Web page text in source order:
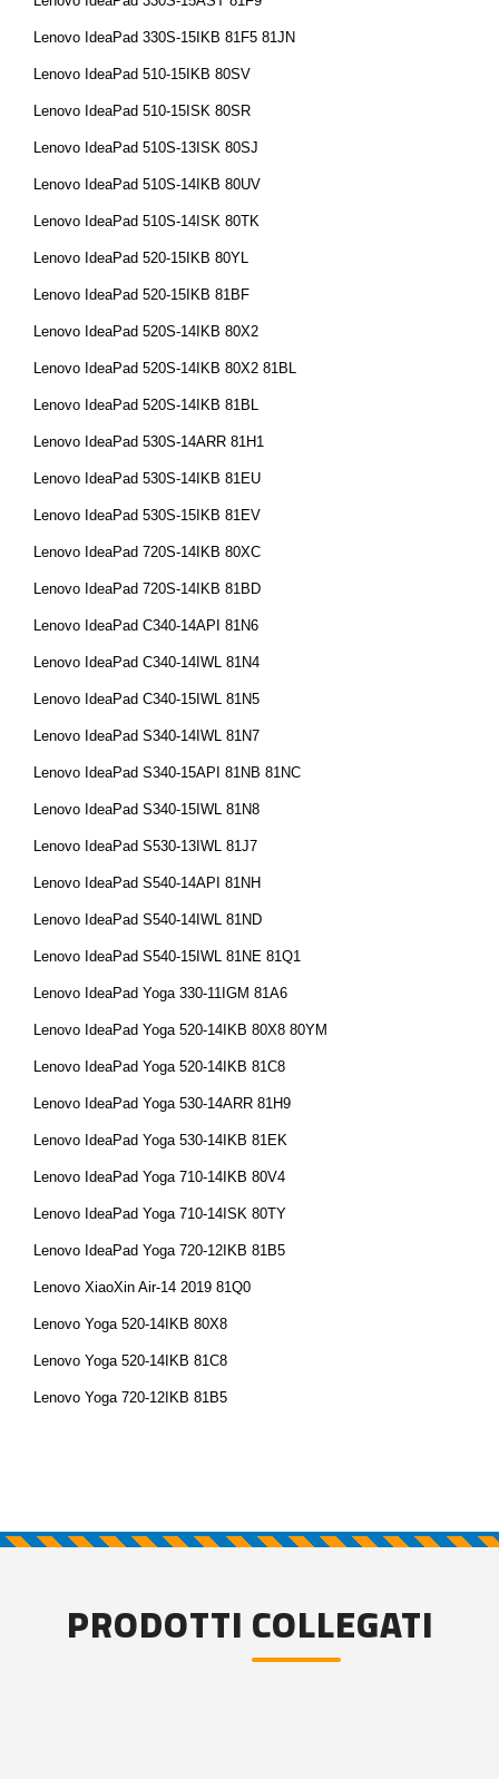
Lenovo IdeaPad 330S-15IKB 81F5 81JN
Lenovo IdeaPad 510-15IKB 80SV
Lenovo IdeaPad 510-15ISK 80SR
Lenovo IdeaPad 510S-13ISK 80SJ
Lenovo IdeaPad 510S-14IKB 80UV
Lenovo IdeaPad 510S-14ISK 80TK
Lenovo IdeaPad 520-15IKB 80YL
Lenovo IdeaPad 520-15IKB 81BF
Lenovo IdeaPad 520S-14IKB 80X2
Lenovo IdeaPad 520S-14IKB 80X2 81BL
Lenovo IdeaPad 520S-14IKB 81BL
Lenovo IdeaPad 530S-14ARR 81H1
Lenovo IdeaPad 530S-14IKB 81EU
Lenovo IdeaPad 530S-15IKB 81EV
Lenovo IdeaPad 720S-14IKB 80XC
Lenovo IdeaPad 720S-14IKB 81BD
Lenovo IdeaPad C340-14API 81N6
Lenovo IdeaPad C340-14IWL 81N4
Lenovo IdeaPad C340-15IWL 81N5
Lenovo IdeaPad S340-14IWL 81N7
Lenovo IdeaPad S340-15API 81NB 81NC
Lenovo IdeaPad S340-15IWL 81N8
Lenovo IdeaPad S530-13IWL 81J7
Lenovo IdeaPad S540-14API 81NH
Lenovo IdeaPad S540-14IWL 81ND
Lenovo IdeaPad S540-15IWL 81NE 81Q1
Lenovo IdeaPad Yoga 330-11IGM 81A6
Lenovo IdeaPad Yoga 520-14IKB 80X8 80YM
Lenovo IdeaPad Yoga 520-14IKB 81C8
Lenovo IdeaPad Yoga 530-14ARR 81H9
Lenovo IdeaPad Yoga 530-14IKB 81EK
Lenovo IdeaPad Yoga 710-14IKB 80V4
Lenovo IdeaPad Yoga 710-14ISK 80TY
Lenovo IdeaPad Yoga 720-12IKB 81B5
Lenovo XiaoXin Air-14 2019 81Q0
Lenovo Yoga 520-14IKB 80X8
Lenovo Yoga 520-14IKB 81C8
Lenovo Yoga 720-12IKB 81B5
PRODOTTI COLLEGATI